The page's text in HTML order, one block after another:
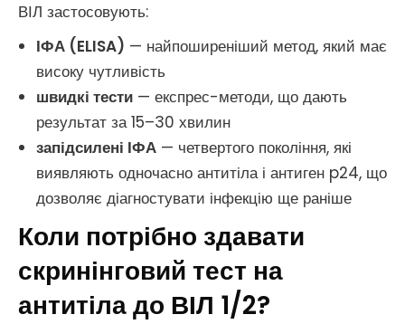
ВІЛ застосовують:
ІФА (ELISA) — найпоширеніший метод, який має
високу чутливість
швидкі тести — експрес-методи, що дають
результат за 15–30 хвилин
запідсилені ІФА — четвертого покоління, які
виявляють одночасно антитіла і антиген p24, що
дозволяє діагностувати інфекцію ще раніше
Коли потрібно здавати
скринінговий тест на
антитіла до ВІЛ 1/2?